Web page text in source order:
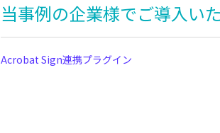
当事例の企業様でご導入い
Acrobat Sign連携プラグイン